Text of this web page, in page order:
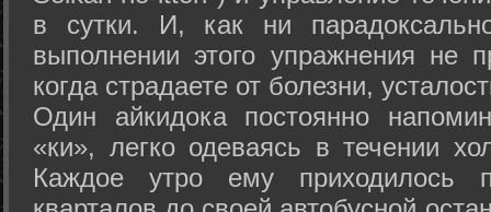
в сутки. И, как ни
выполнении этого упражнения не
когда страдаете от болезни,
Один айкидока постоянно
«ки», легко одеваясь в течении
Каждое утро ему приходилось